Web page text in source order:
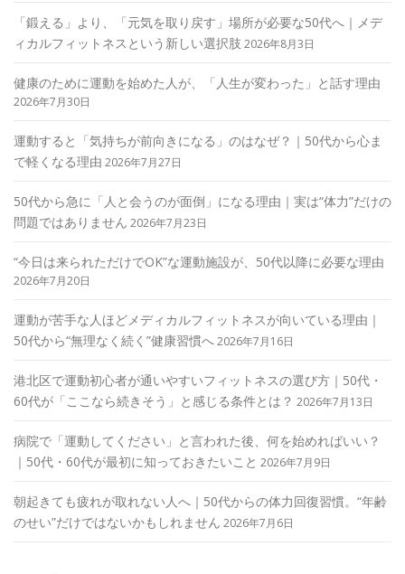
「鍛える」より、「元気を取り戻す」場所が必要な50代へ｜メデ
ィカルフィットネスという新しい選択肢 2026年8月3日
健康のために運動を始めた人が、「人生が変わった」と話す理由
2026年7月30日
運動すると「気持ちが前向きになる」のはなぜ？｜50代から心ま
で軽くなる理由 2026年7月27日
50代から急に「人と会うのが面倒」になる理由｜実は“体力”だけの
問題ではありません 2026年7月23日
“今日は来られただけでOK”な運動施設が、50代以降に必要な理由
2026年7月20日
運動が苦手な人ほどメディカルフィットネスが向いている理由｜
50代から“無理なく続く”健康習慣へ2026年7月16日
港北区で運動初心者が通いやすいフィットネスの選び方｜50代・
60代が「ここなら続きそう」と感じる条件とは？ 2026年7月13日
病院で「運動してください」と言われた後、何を始めればいい？
｜50代・60代が最初に知っておきたいこと 2026年7月9日
朝起きても疲れが取れない人へ｜50代からの体力回復習慣。“年齢
のせい”だけではないかもしれません 2026年7月6日